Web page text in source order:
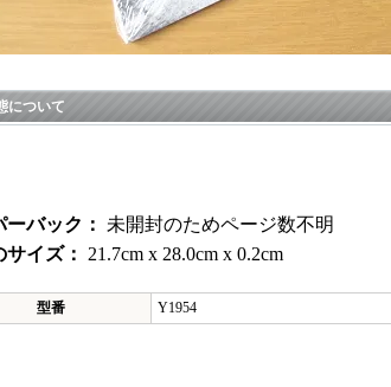
について
ーバック：
未開封のためページ数不明
イズ：
21.7cm x 28.0cm x 0.2cm
型番 Y1954